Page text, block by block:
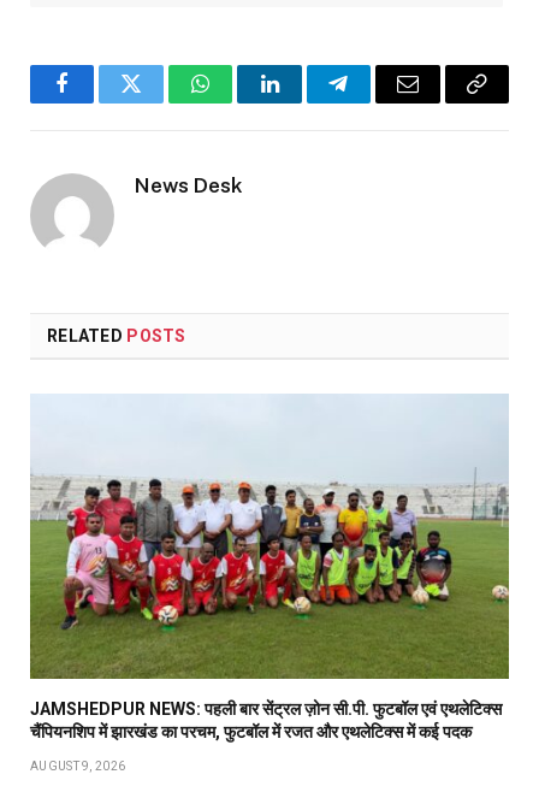
FacebookTwitter WhatsAppLinkedInTelegramEmail
Copy
News Desk
RELATED POSTS
JAMSHEDPUR NEWS: पहली बार सेंट्रल ज़ोन सी.पी. फुटबॉल एवं एथलेटिक्स
चैंपियनशिप में झारखंड का परचम, फुटबॉल में रजत और एथलेटिक्स में कई पदक
AUGUST 9, 2026